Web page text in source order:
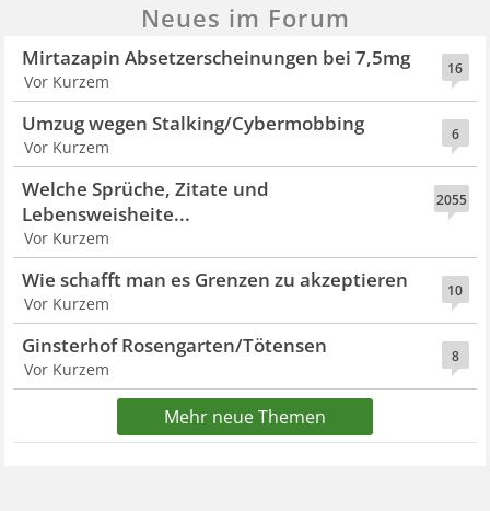
Neues im Forum
16
Mirtazapin Absetzerscheinungen bei 7,5mg
Vor Kurzem
6
Umzug wegen Stalking/Cybermobbing
Vor Kurzem
2055
Welche Sprüche, Zitate und
Lebensweisheite...
Vor Kurzem
10
Wie schafft man es Grenzen zu akzeptieren
Vor Kurzem
8
Ginsterhof Rosengarten/Tötensen
Vor Kurzem
Mehr neue Themen